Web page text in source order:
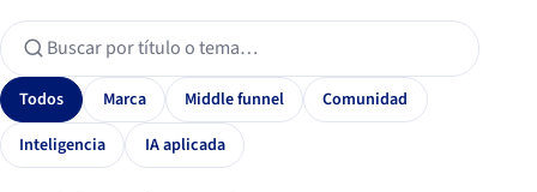
Todos Marca Middle funnel
Comunidad
Inteligencia
IA aplicada